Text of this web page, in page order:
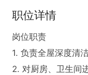
职位详情
岗位职责
1. 负责全屋深度清
2. 对厨房、卫生间